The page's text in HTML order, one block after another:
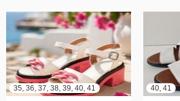
35, 36, 37, 38, 39, 40, 41 40, 41